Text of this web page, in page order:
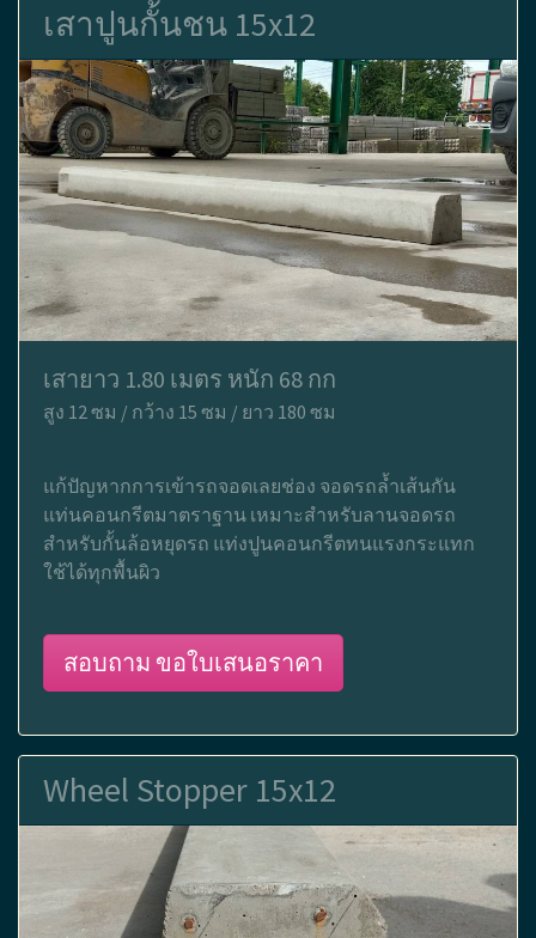
เสาปูนกั้นชน 15x12
เสายาว 1.80 เมตร หนัก 68 กก
สูง 12 ซม / กว้าง 15 ซม / ยาว 180 ซม
แก้ปัญหากการเข้ารถจอดเลยช่อง จอดรถล้ำเส้นกัน
แท่นคอนกรีตมาตราฐาน เหมาะสำหรับลานจอดรถ
สำหรับกั้นล้อหยุดรถ แท่งปูนคอนกรีตทนแรงกระแทก
ใช้ได้ทุกพื้นผิว
สอบถาม ขอใบเสนอราคา
Wheel Stopper 15x12